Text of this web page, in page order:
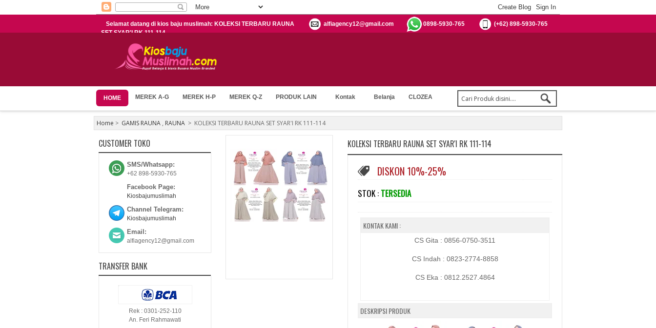
Selamat datang di kios baju muslimah: KOLEKSI TERBARU RAUNA
SET SYAR'I RK 111-114
(+62) 898-5930-765
0898-5930-765
alfiagency12@gmail.com
HOME MEREK A-G MEREK H-P MEREK Q-Z PRODUK LAIN Kontak Belanja CLOZEA
Home > GAMIS RAUNA , RAUNA > KOLEKSI TERBARU RAUNA SET SYAR'I RK 111-114
KOLEKSI TERBARU RAUNA SET SYAR'I RK 111-114
DISKON 10%-25%
STOK : TERSEDIA
KONTAK KAMI :
CS Gita : 0856-0750-3511
CS Indah : 0823-2774-8858
CS Eka : 0812.2527.4864
DESKRIPSI PRODUK
CUSTOMER TOKO
SMS/Whatsapp:
+62 898-5930-765
Facebook Page:
Kiosbajumuslimah
Channel Telegram:
Kiosbajumuslimah
Email:
alfiagency12@gmail.com
TRANSFER BANK
Rek : 0301-252-110
An. Feri Rahmawati